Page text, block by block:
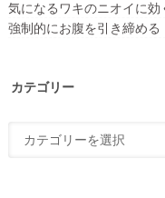
気になるワキのニオイに
強制的にお腹を引き締め
カテゴリー